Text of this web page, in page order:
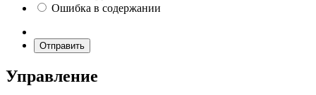
Ошибка в содержании
Отправить
Управление